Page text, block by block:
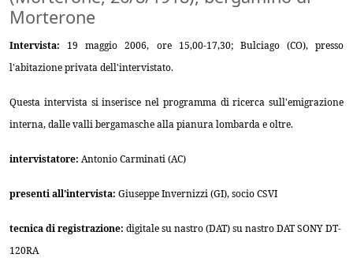
Morterone
Intervista: 19 maggio 2006, ore 15,00-17,30; Bulciago (CO), presso
l'abitazione privata dell'intervistato.
Questa intervista si inserisce nel programma di ricerca sull'emigrazione
interna, dalle valli bergamasche alla pianura lombarda e oltre.
intervistatore: Antonio Carminati (AC)
presenti all'intervista: Giuseppe Invernizzi (GI), socio CSVI
tecnica di registrazione: digitale su nastro (DAT) su nastro DAT SONY DT-
120RA